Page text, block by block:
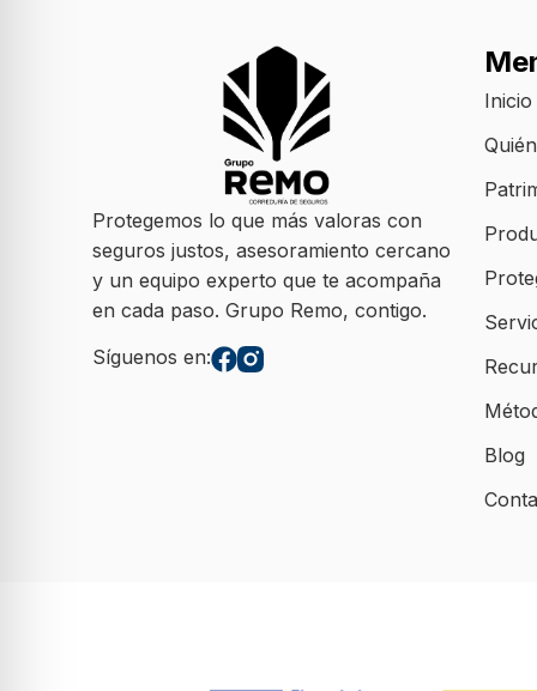
Protegemos lo que más valoras con
seguros justos, asesoramiento cercano
y un equipo experto que te acompaña
en cada paso. Grupo Remo, contigo.
Síguenos en:
Inicio
Blog